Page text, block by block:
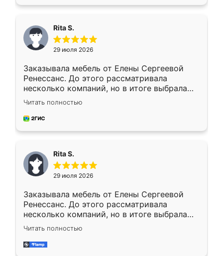
Rita S.
29 июля 2026
Заказывала мебель от Елены Сергеевой
Ренессанс. До этого рассматривала
несколько компаний, но в итоге выбрала
эту. Сначала обговорили условия, потом
приехал замерщик, всё спокойно объяснил
и снял размеры. Изготовили в срок, с
каких-либо доработок. Качеством осталась
довольна, все выглядит так, как и ожидала.
Читать полностью
Rita S.
29 июля 2026
Заказывала мебель от Елены Сергеевой
Ренессанс. До этого рассматривала
несколько компаний, но в итоге выбрала
эту. Сначала обговорили условия, потом
приехал замерщик, всё спокойно объяснил
и снял размеры. Изготовили в срок, с
Читать полностью